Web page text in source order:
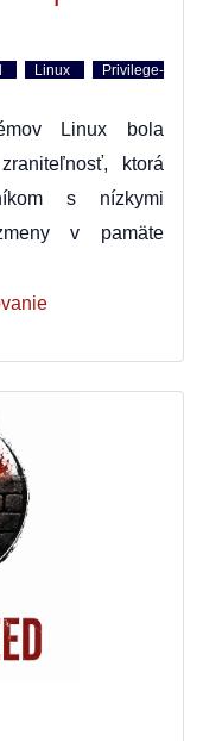
Linux
Privilege-
Linux bola
ktorá
s nízkymi
v pamäte